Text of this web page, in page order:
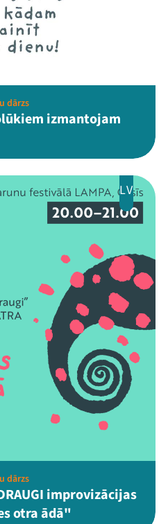
dārzs
izmantojam
LV
dārzs
improvizācijas
otra ādā"